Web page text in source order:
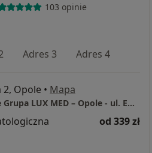
103 opinie
Adres 3 Adres 4
2, Opole • Mapa
Centrum Medyczne Grupa LUX MED – Opole - ul. Emila Fieldorfa 2
od 339 zł